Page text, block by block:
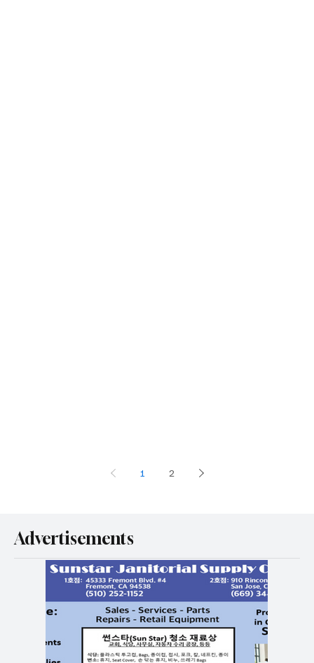
1 2
Advertisements